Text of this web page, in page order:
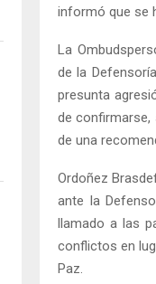
informó que se
La
de la
presunta
de confirmarse,
de una
Ordoñez
ante la
llamado a las
conflictos en
Paz.